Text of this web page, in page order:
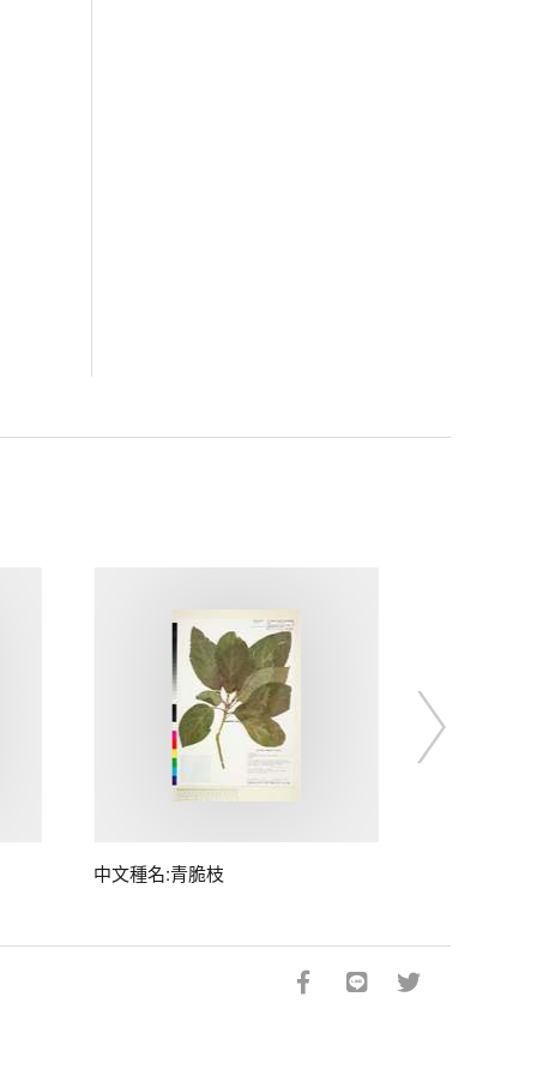
中文種名:青脆枝